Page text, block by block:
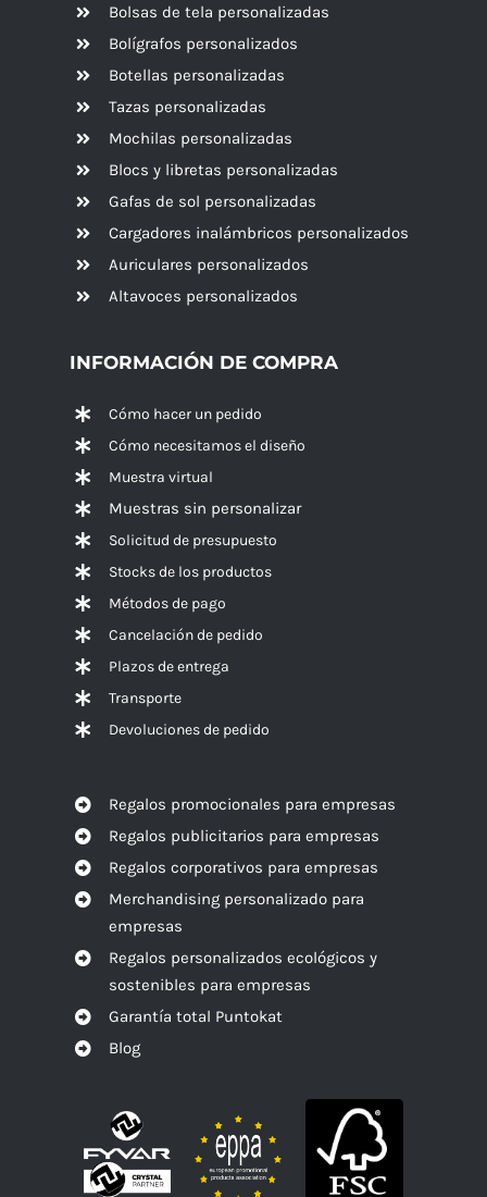
Bolsas de tela personalizadas
Bolígrafos personalizados
Botellas personalizadas
Tazas personalizadas
Mochilas personalizadas
Blocs y libretas personalizadas
Gafas de sol personalizadas
Cargadores inalámbricos personalizados
Auriculares personalizados
Altavoces personalizados
INFORMACIÓN DE COMPRA
Cómo hacer un pedido
Cómo necesitamos el diseño
Muestra virtual
Muestras sin personalizar
Solicitud de presupuesto
Stocks de los productos
Métodos de pago
Cancelación de pedido
Plazos de entrega
Transporte
Devoluciones de pedido
Regalos promocionales para empresas
Regalos publicitarios para empresas
Regalos corporativos para empresas
Merchandising personalizado para
empresas
Regalos personalizados ecológicos y
sostenibles para empresas
Garantía total Puntokat
Blog